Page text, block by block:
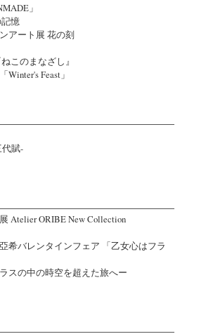
」
憶
アート展 花の刻
このまなざし』
Feast」
賦-
Atelier ORIBE New Collection
希バレンタインフェア 「乙女心はフラ
スの中の時空を超えた旅へー